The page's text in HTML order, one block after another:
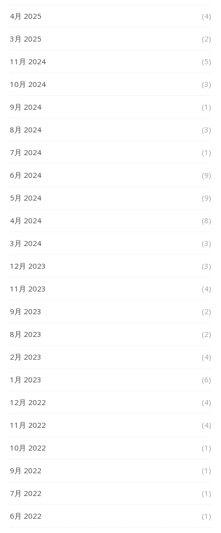
4月 2025 (4)
3月 2025 (2)
11月 2024 (5)
10月 2024 (3)
9月 2024 (1)
8月 2024 (3)
7月 2024 (1)
6月 2024 (9)
5月 2024 (9)
4月 2024 (8)
3月 2024 (3)
12月 2023 (3)
11月 2023 (4)
9月 2023 (2)
8月 2023 (2)
2月 2023 (4)
1月 2023 (6)
12月 2022 (4)
11月 2022 (4)
10月 2022 (1)
9月 2022 (1)
7月 2022 (1)
6月 2022 (1)